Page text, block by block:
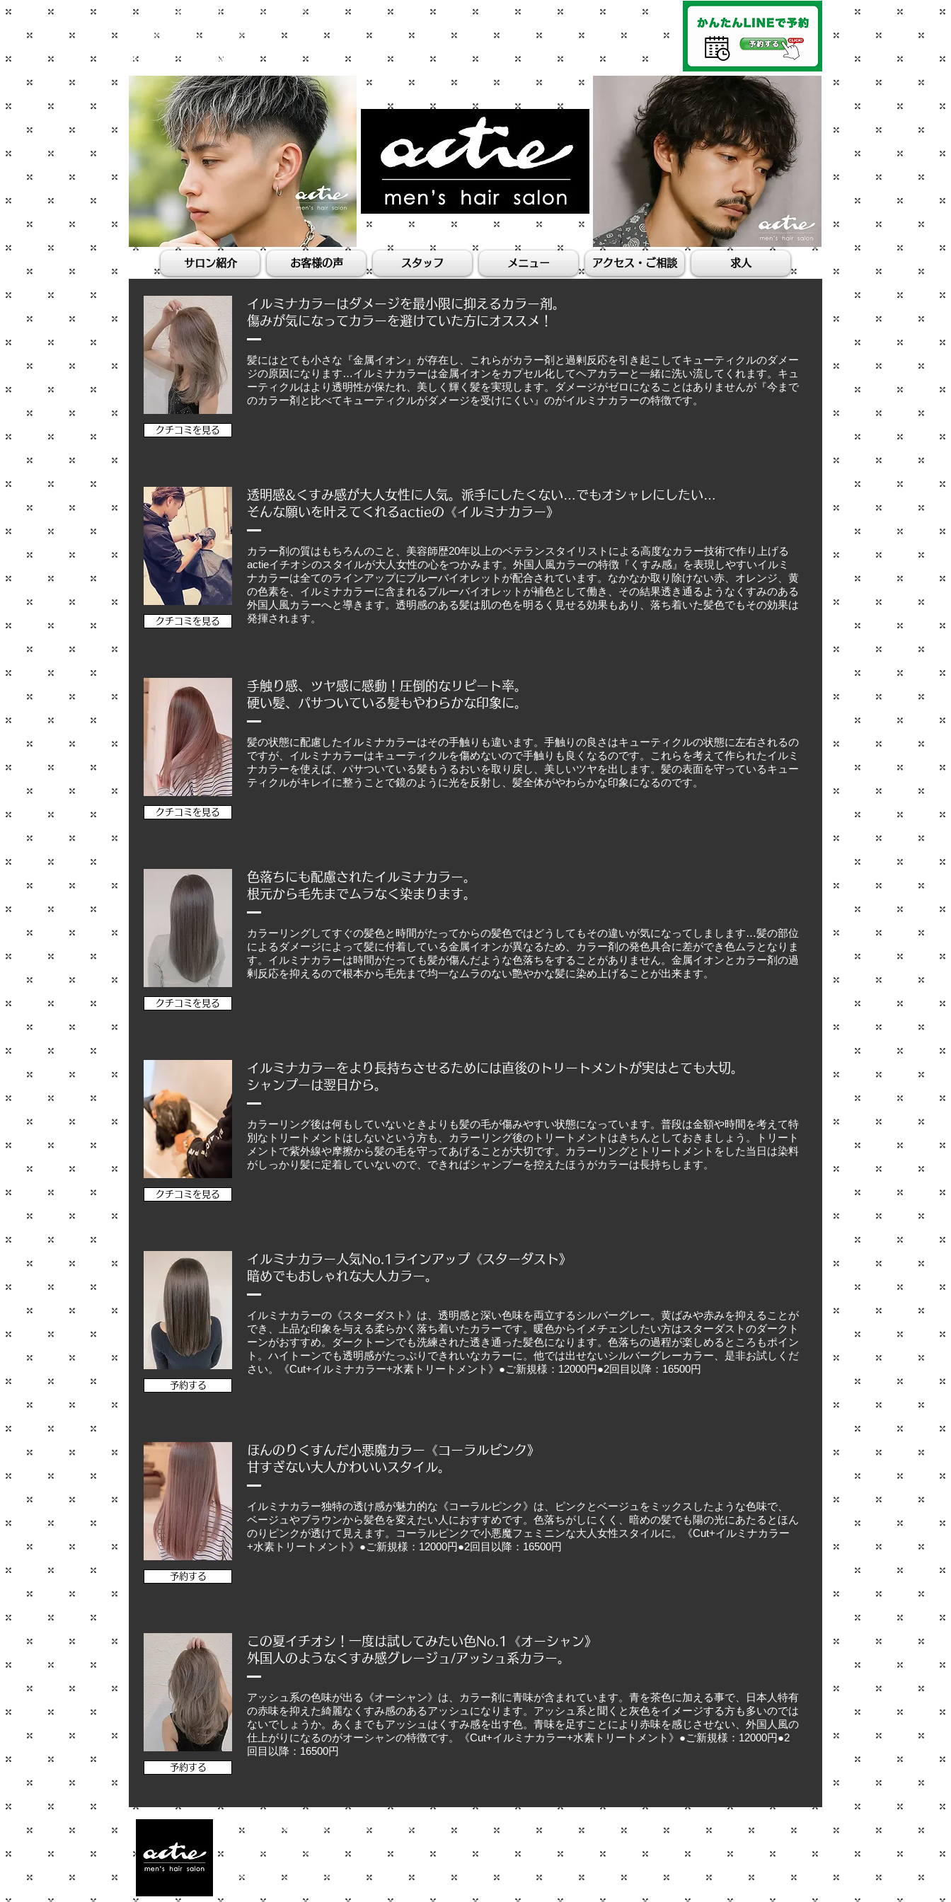
【南柏 美容院】南柏メンズヘアサロン アクティ
JR南柏駅西口から徒歩1分
04-7128-8340
サロン紹介 お客様の声 スタッフ メニュー アクセス・ご相談 求人
クチコミを見る
イルミナカラーはダメージを最小限に抑えるカラー剤。
傷みが気になってカラーを避けていた方にオススメ！
髪にはとても小さな『金属イオン』が存在し、これらがカラー剤と過剰反応を引き起こしてキューティクルのダメー
ジの原因になります…イルミナカラーは金属イオンをカプセル化してヘアカラーと一緒に洗い流してくれます。 キュ
ーティクルはより透明性が保たれ、美しく輝く髪を実現します。ダメージがゼロになることはありませんが『今まで
のカラー剤と比べてキューティクルがダメージを受けにくい』のがイルミナカラーの特徴です。
クチコミを見る
透明感&くすみ感が大人女性に人気。 派手にしたくない…でもオシャレにしたい…
そんな願いを叶えてくれるactieの《イルミナカラー》
カラー剤の質はもちろんのこと、美容師歴20年以上のベテランスタイリストによる高度なカラー技術で作り上げる
actieイチオシのスタイルが大人女性の心をつかみます。外国人風カラーの特徴『くすみ感』を表現しやすいイルミ
ナカラーは全てのラインアップにブルーバイオレットが配合されています。なかなか取り除けない赤、オレンジ、黄
の色素を、イルミナカラーに含まれるブルーバイオレットが補色として働き、その結果透き通るようなくすみのある
外国人風カラーへと導きます。透明感のある髪は肌の色を明るく見せる効果もあり、落ち着いた髪色でもその効果は
発揮されます。
クチコミを見る
手触り感、ツヤ感に感動！圧倒的なリピート率。
硬い髪、パサついている髪もやわらかな印象に。
髪の状態に配慮したイルミナカラーはその手触りも違います。手触りの良さはキューティクルの状態に左右されるの
ですが、イルミナカラーはキューティクルを傷めないので手触りも良くなるのです。これらを考えて作られたイルミ
ナカラーを使えば、パサついている髪もうるおいを取り戻し、美しいツヤを出します。髪の表面を守っているキュー
ティクルがキレイに整うことで鏡のように光を反射し、髪全体がやわらかな印象になるのです。
クチコミを見る
色落ちにも配慮されたイルミナカラー。
根元から毛先までムラなく染まります。
カラーリングしてすぐの髪色と時間がたってからの髪色ではどうしてもその違いが気になってしまします…髪の部位
によるダメージによって髪に付着している金属イオンが異なるため、カラー剤の発色具合に差ができ色ムラとなりま
す。イルミナカラーは時間がたっても髪が傷んだような色落ちをすることがありません。金属イオンとカラー剤の過
剰反応を抑えるので根本から毛先まで均一なムラのない艶やかな髪に染め上げることが出来ます。
クチコミを見る
イルミナカラーをより長持ちさせるためには直後のトリートメントが実はとても大切。
シャンプーは翌日から。
カラーリング後は何もしていないときよりも髪の毛が傷みやすい状態になっています。普段は金額や時間を考えて特
別なトリートメントはしないという方も、カラーリング後のトリートメントはきちんとしておきましょう。トリート
メントで紫外線や摩擦から髪の毛を守ってあげることが大切です。カラーリングとトリートメントをした当日は染料
がしっかり髪に定着していないので、できればシャンプーを控えたほうがカラーは長持ちします。
予約する
イルミナカラー人気No.1ラインアップ《スターダスト》
​暗めでもおしゃれな大人カラー。
イルミナカラーの《スターダスト》は、透明感と深い色味を両立するシルバーグレー。黄ばみや赤みを抑えることが
でき、上品な印象を与える柔らかく落ち着いたカラーです。暖色からイメチェンしたい方はスターダストのダークト
ーンがおすすめ。ダークトーンでも洗練された透き通った髪色になります。色落ちの過程が楽しめるところもポイン
ト。ハイトーンでも透明感がたっぷりできれいなカラーに。他では出せないシルバーグレーカラー、是非お試しくだ
さい。《Cut+イルミナカラー+水素トリートメント》●ご新規様：12000円●2回目以降：16500円
予約する
ほんのりくすんだ小悪魔カラー《コーラルピンク》
​甘すぎない大人かわいいスタイル。
イルミナカラー独特の透け感が魅力的な《コーラルピンク》は、ピンクとベージュをミックスしたような色味で、
ベージュやブラウンから髪色を変えたい人におすすめです。色落ちがしにくく、暗めの髪でも陽の光にあたるとほん
のりピンクが透けて見えます。コーラルピンクで小悪魔フェミニンな大人女性スタイルに。《Cut+イルミナカラー
+水素トリートメント》●ご新規様：12000円●2回目以降：16500円
予約する
この夏イチオシ！一度は試してみたい色No.1《オーシャン》
​外国人のようなくすみ感グレージュ/アッシュ系カラー。
アッシュ系の色味が出る《オーシャン》は、カラー剤に青味が含まれています。青を茶色に加える事で、日本人特有
の赤味を抑えた綺麗なくすみ感のあるアッシュになります。アッシュ系と聞くと灰色をイメージする方も多いのでは
ないでしょうか。あくまでもアッシュはくすみ感を出す色。青味を足すことにより赤味を感じさせない、外国人風の
仕上がりになるのがオーシャンの特徴です。《Cut+イルミナカラー+水素トリートメント》●ご新規様：12000円●2
回目以降：16500円
【南柏 美容院】南柏メンズヘアサロン アクティ
近隣にコインパーキングあり(有料)